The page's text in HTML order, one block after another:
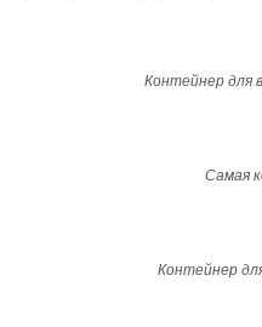
Контейнер для
Cамая
Контейнер